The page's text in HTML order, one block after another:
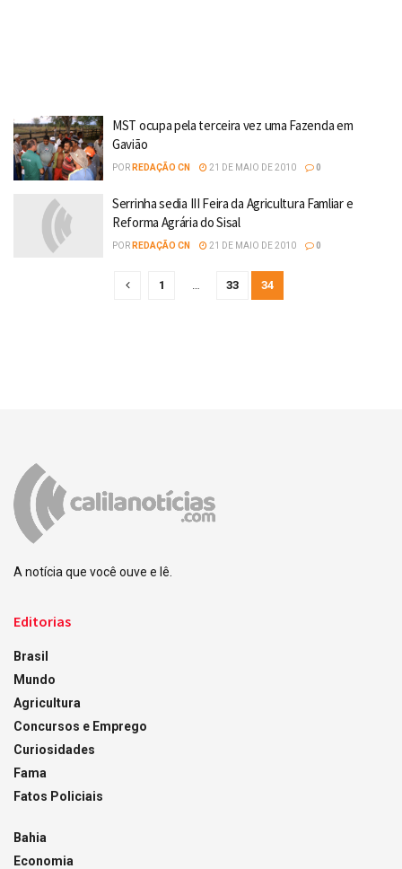
MST ocupa pela terceira vez uma Fazenda em
Gavião
POR REDAÇÃO CN 21 DE MAIO DE 2010 0
Serrinha sedia III Feira da Agricultura Famliar e
Reforma Agrária do Sisal
POR REDAÇÃO CN 21 DE MAIO DE 2010 0
1 … 33 34
A notícia que você ouve e lê.
Editorias
Brasil
Mundo
Agricultura
Concursos e Emprego
Curiosidades
Fama
Fatos Policiais
Bahia
Economia